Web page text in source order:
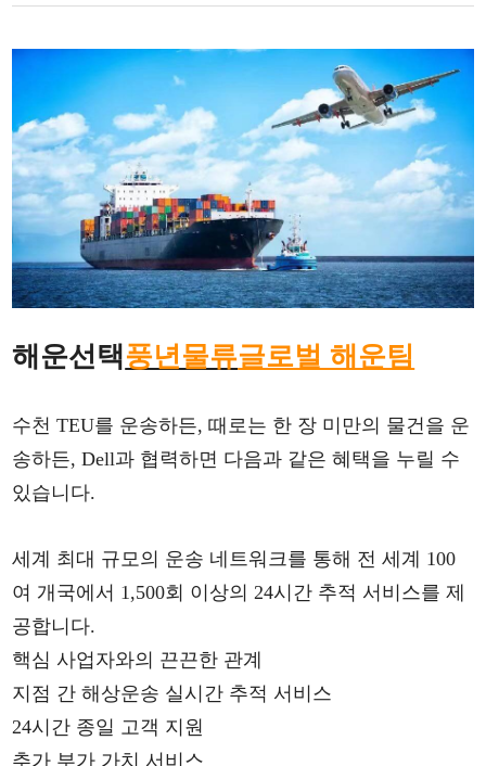
해운선택풍년물류글로벌 해운팀
수천 TEU를 운송하든, 때로는 한 장 미만의 물건을 운
송하든, Dell과 협력하면 다음과 같은 혜택을 누릴 수
있습니다.
세계 최대 규모의 운송 네트워크를 통해 전 세계 100
여 개국에서 1,500회 이상의 24시간 추적 서비스를 제
공합니다.
핵심 사업자와의 끈끈한 관계
지점 간 해상운송 실시간 추적 서비스
24시간 종일 고객 지원
추가 부가 가치 서비스